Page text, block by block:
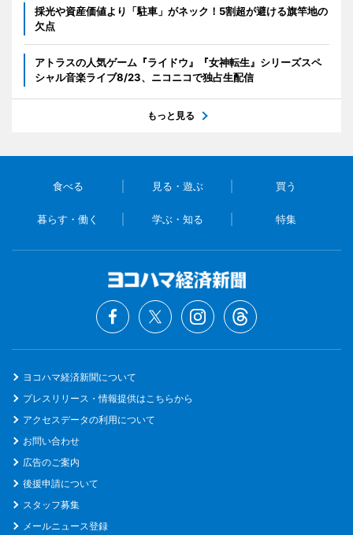
採光や資産価値より「駐車」がネック！5割超が避ける旗竿地の
欠点
アトラスの人気ゲーム『ライドウ』『女神転生』シリーズスペ
シャル音楽ライブ8/23、ニコニコで独占生配信
もっと見る
食べる 見る・遊ぶ 買う
暮らす・働く 学ぶ・知る 特集
ヨコハマ経済新聞について
プレスリリース・情報提供はこちらから
アクセスデータの利用について
お問い合わせ
広告のご案内
後援申請について
スタッフ募集
メールニュース登録